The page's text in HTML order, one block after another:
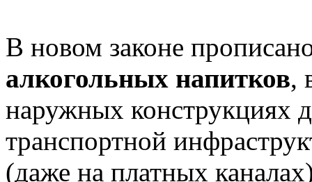
В новом законе
алкогольных напитков,
наружных конструкциях
транспортной
(даже на платных